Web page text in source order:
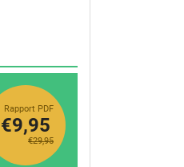
Rapport PDF
€29,95
€9,95